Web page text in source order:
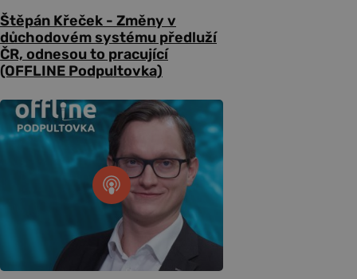
Štěpán Křeček - Změny v
důchodovém systému předluží
ČR, odnesou to pracující
(OFFLINE Podpultovka)